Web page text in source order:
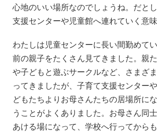
心地のいい場所なのでしょうね。だと
支援センターや児童館へ連れていく意味
わたしは児童センターに長い間勤めて
前の親子をたくさん見てきました。親
や子どもと遊ぶサークルなど、さまざ
ってきましたが、子育て支援センター
どもたちよりお母さんたちの居場所に
うことがよくありました。お母さん同
あける場になって、学校へ行ってから